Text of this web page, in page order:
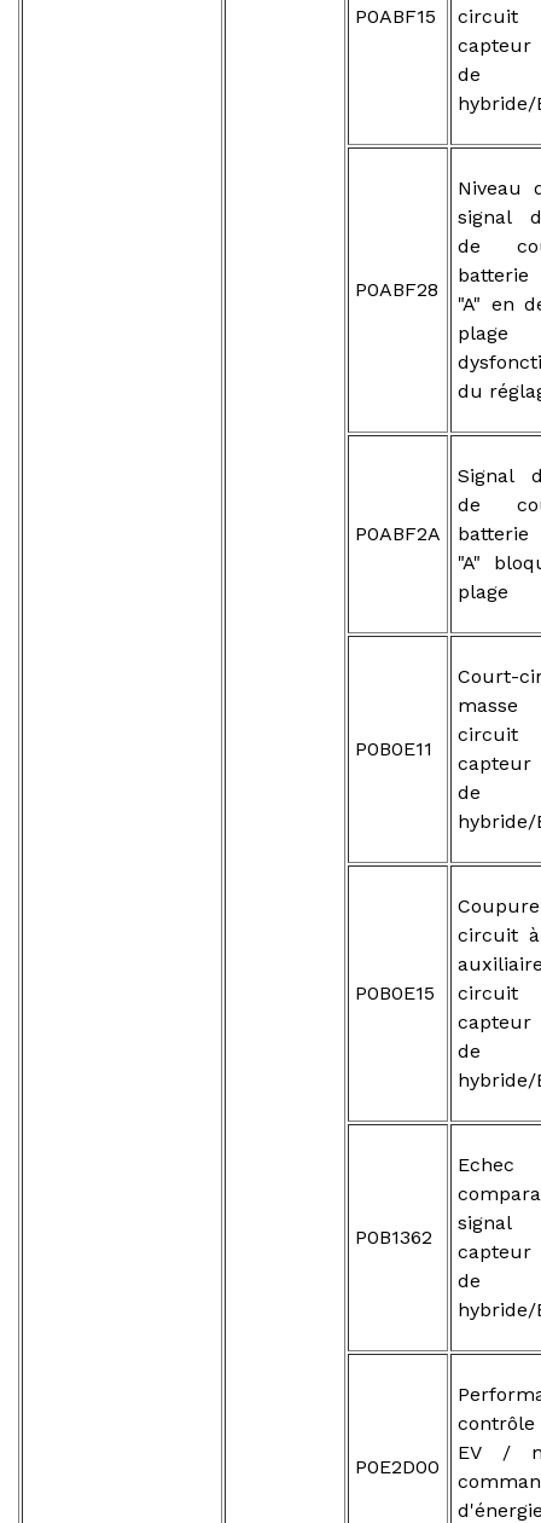
P0ABF15
capteur
de
hybride/
P0ABF28
Niveau
signal
de
batterie
"A" en
plage
du
P0ABF2A
Signal
de
batterie
"A"
plage
P0B0E11
Court-
capteur
de
hybride/
P0B0E15
circuit
capteur
de
hybride/
P0B1362
signal
capteur
de
hybride/
P0E2D00
EV /